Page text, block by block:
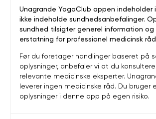
Unagrande YogaClub appen indeholder
ikke indeholde sundhedsanbefalinger.
sundhed tilsigter generel information og
erstatning for professionel medicinsk
Før du foretager handlinger baseret på
oplysninger, anbefaler vi at du
relevante medicinske eksperter.
leverer ingen medicinske råd. Du bruger
oplysninger i denne app på egen risiko.